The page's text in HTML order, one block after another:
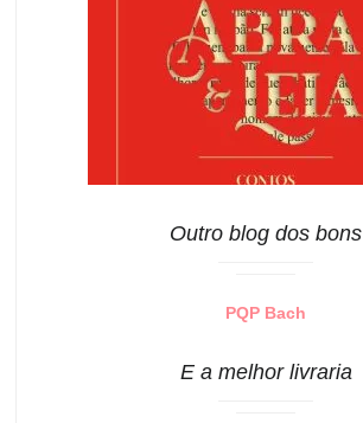
Outro blog dos bons
PQP Bach
E a melhor livraria